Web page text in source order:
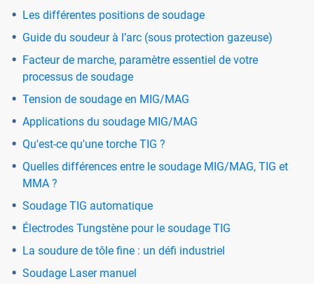
Les différentes positions de soudage
Guide du soudeur à l’arc (sous protection gazeuse)
Facteur de marche, paramètre essentiel de votre
processus de soudage
Tension de soudage en MIG/MAG
Applications du soudage MIG/MAG
Qu'est-ce qu'une torche TIG ?
Quelles différences entre le soudage MIG/MAG, TIG et
MMA ?
Soudage TIG automatique
Électrodes Tungstène pour le soudage TIG
La soudure de tôle fine : un défi industriel
Soudage Laser manuel